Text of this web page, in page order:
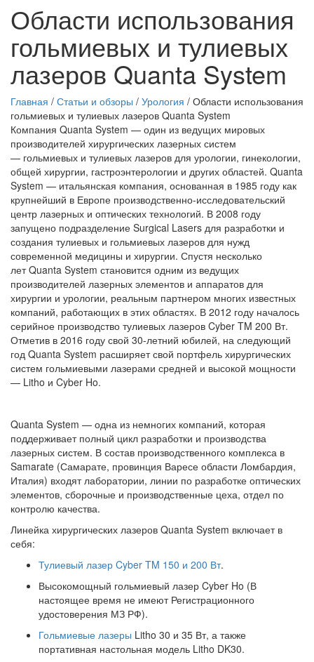
Области использования
гольмиевых и тулиевых
лазеров Quanta System
Главная / Статьи и обзоры / Урология / Области использования
гольмиевых и тулиевых лазеров Quanta System
Компания Quanta System — один из ведущих мировых
производителей хирургических лазерных систем
— гольмиевых и тулиевых лазеров для урологии, гинекологии,
общей хирургии, гастроэнтерологии и других областей. Quanta
System — итальянская компания, основанная в 1985 году как
крупнейший в Европе производственно-исследовательский
центр лазерных и оптических технологий. В 2008 году
запущено подразделение Surgical Lasers для разработки и
создания тулиевых и гольмиевых лазеров для нужд
современной медицины и хирургии. Спустя несколько
лет Quanta System становится одним из ведущих
производителей лазерных элементов и аппаратов для
хирургии и урологии, реальным партнером многих известных
компаний, работающих в этих областях. В 2012 году началось
серийное производство тулиевых лазеров Cyber ​​TM 200 Вт.
Отметив в 2016 году свой 30-летний юбилей, на следующий
год Quanta System расширяет свой портфель хирургических
систем гольмиевыми лазерами средней и высокой мощности
— Litho и Cyber Ho.
Quanta System — одна из немногих компаний, которая
поддерживает полный цикл разработки и производства
лазерных систем. В состав производственного комплекса в
Samarate (Самарате, провинция Варесе области Ломбардия,
Италия) входят лаборатории, линии по разработке оптических
элементов, сборочные и производственные цеха, отдел по
контролю качества.
Линейка хирургических лазеров Quanta System включает в
себя:
Тулиевый лазер Cyber TM 150 и 200 Вт.
Высокомощный гольмиевый лазер Cyber Ho (В
настоящее время не имеют Регистрационного
удостоверения МЗ РФ).
Гольмиевые лазеры Litho 30 и 35 Вт, а также
портативная настольная модель Litho DK30.